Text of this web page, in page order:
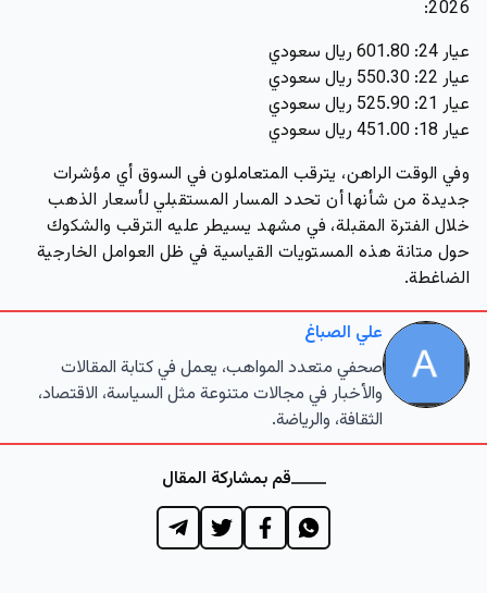
2026:
عيار 24: 601.80 ريال سعودي
عيار 22: 550.30 ريال سعودي
عيار 21: 525.90 ريال سعودي
عيار 18: 451.00 ريال سعودي
وفي الوقت الراهن، يترقب المتعاملون في السوق أي مؤشرات
جديدة من شأنها أن تحدد المسار المستقبلي لأسعار الذهب
خلال الفترة المقبلة، في مشهد يسيطر عليه الترقب والشكوك
حول متانة هذه المستويات القياسية في ظل العوامل الخارجية
الضاغطة.
علي الصباغ
صحفي متعدد المواهب، يعمل في كتابة المقالات
والأخبار في مجالات متنوعة مثل السياسة، الاقتصاد،
الثقافة، والرياضة.
قم بمشاركة المقال